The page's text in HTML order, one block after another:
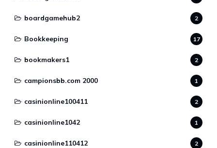
boardgamehub2 2
Bookkeeping 17
bookmakers1 2
campionsbb.com 2000 1
casinionline100411 2
casinionline1042 1
casinionline110412 2